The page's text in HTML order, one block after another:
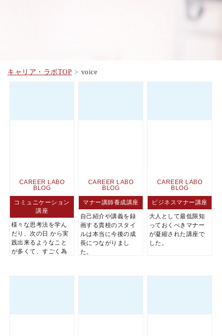
キャリア・ラボTOP voice
CAREER LABO
BLOG
コミュニケーション
講座
様々な思考法を学ん
だり、次の日 から実
践出来るようなこと
が多くて、すごく為
CAREER LABO
BLOG
マナー講師養成講座
自己紹介や講義を録
画する貴校のスタイ
ルは本当に今後の成
長につながりまし
た。
CAREER LABO
BLOG
ビジネスマナー講座
大人として最低限知
っておくべきマナー
が凝縮された講座で
した。